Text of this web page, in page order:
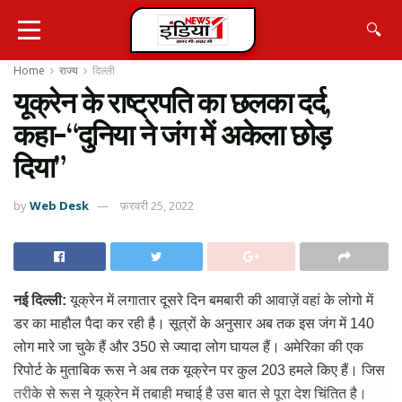
🔍
Home राज्य दिल्ली
यूक्रेन के राष्ट्रपति का छलका दर्द,
कहा-“दुनिया ने जंग में अकेला छोड़
दिया”
byWeb Desk फ़रवरी 25, 2022
नई दिल्ली: यूक्रेन में लगातार दूसरे दिन बमबारी की आवाज़ें वहां के लोगो में
डर का माहौल पैदा कर रही है। सूत्रों के अनुसार अब तक इस जंग में 140
लोग मारे जा चुके हैं और 350 से ज्यादा लोग घायल हैं। अमेरिका की एक
रिपोर्ट के मुताबिक रूस ने अब तक यूक्रेन पर कुल 203 हमले किए हैं। जिस
तरीके से रूस ने यूक्रेन में तबाही मचाई है उस बात से पूरा देश चिंतित है।